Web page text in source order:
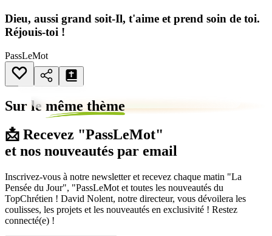
Dieu, aussi grand soit-Il, t'aime et prend soin de toi.
Réjouis-toi !
PassLeMot
Sur le même thème
📩 Recevez "PassLeMot"
et nos nouveautés par email
Inscrivez-vous à notre newsletter et recevez chaque matin "La
Pensée du Jour", "PassLeMot et toutes les nouveautés du
TopChrétien ! David Nolent, notre directeur, vous dévoilera les
coulisses, les projets et les nouveautés en exclusivité ! Restez
connecté(e) !